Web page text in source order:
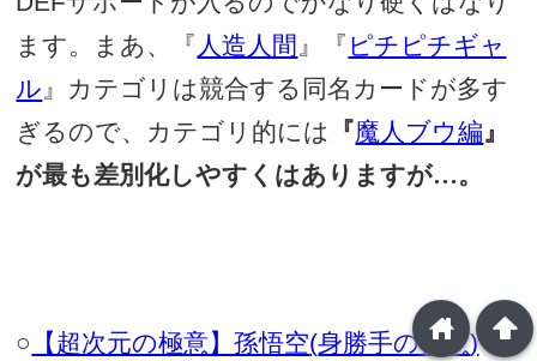
ます。まあ、『 人造人間 』『 ピチピチギャ
ル』カテゴリは競合する同名カードが多す
ぎるので、カテゴリ的には
『魔人ブウ編』
が最も差別化しやすくはありますが…。
○ 【超次元の極意】孫悟空(身勝手の極意) arrowup
home